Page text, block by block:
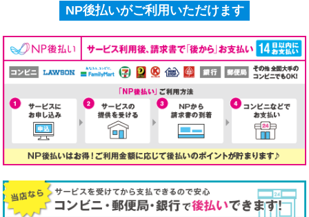
NP後払いがご利用いただけます